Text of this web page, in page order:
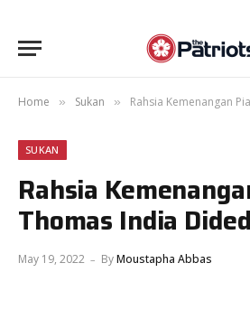
Home » Sukan » Rahsia Kemenangan
SUKAN
Rahsia
Thomas India
May 19, 2022 ByMoustapha Abbas